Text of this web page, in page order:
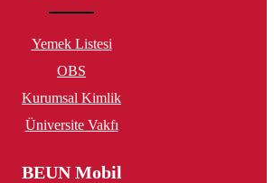
Yemek Listesi
OBS
Kurumsal Kimlik
Üniversite Vakfı
BEUN Mobil